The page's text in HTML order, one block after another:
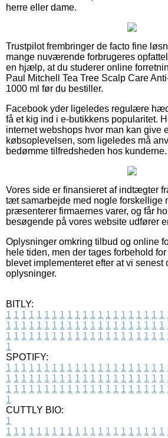
herre eller dame.
Trustpilot frembringer de facto fine
mange nuværende forbrugeres
en hjælp, at du studerer online
Paul Mitchell Tea Tree Scalp Care
1000 ml før du bestiller.
Facebook yder ligeledes regulære
få et kig ind i e-butikkens popularitet.
internet webshops hvor man kan give
købsoplevelsen, som ligeledes må
bedømme tilfredsheden hos kunderne.
Vores side er finansieret af indtægter
tæt samarbejde med nogle forskellige
præsenterer firmaernes varer, og får
besøgende på vores website udfører
Oplysninger omkring tilbud og online
hele tiden, men der tages forbehold
blevet implementeret efter at vi senest
oplysninger.
BITLY:
1 1 1 1 1 1 1 1 1 1 1 1 1 1 1 1 1 1 1 1 1
1 1 1 1 1 1 1 1 1 1 1 1 1 1 1 1 1 1 1 1 1
1 1 1 1 1 1 1 1 1 1 1 1 1 1 1 1 1 1 1 1 1
1
SPOTIFY:
1 1 1 1 1 1 1 1 1 1 1 1 1 1 1 1 1 1 1 1 1
1 1 1 1 1 1 1 1 1 1 1 1 1 1 1 1 1 1 1 1 1
1 1 1 1 1 1 1 1 1 1 1 1 1 1 1 1 1 1 1 1 1
1
CUTTLY BIO:
1
1 1 1 1 1 1 1 1 1 1 1 1 1 1 1 1 1 1 1 1 1